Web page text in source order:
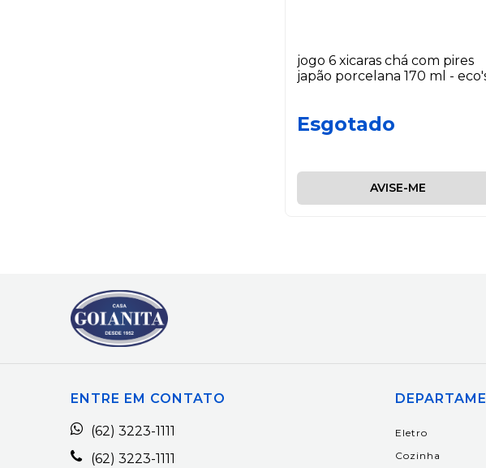
jogo 6 xicaras chá com pires
japão porcelana 170 ml -
Esgotado
AVISE-ME
ENTRE EM CONTATO
(62) 3223-1111
(62) 3223-1111
Eletro
Cozinha